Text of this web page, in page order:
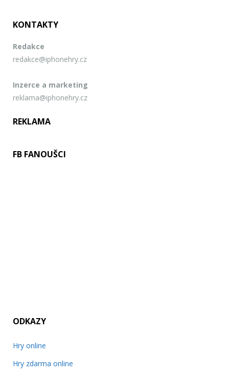
KONTAKTY
Redakce
redakce@iphonehry.cz
Inzerce a marketing
reklama@iphonehry.cz
REKLAMA
FB FANOUŠCI
ODKAZY
Hry online
Hry zdarma online